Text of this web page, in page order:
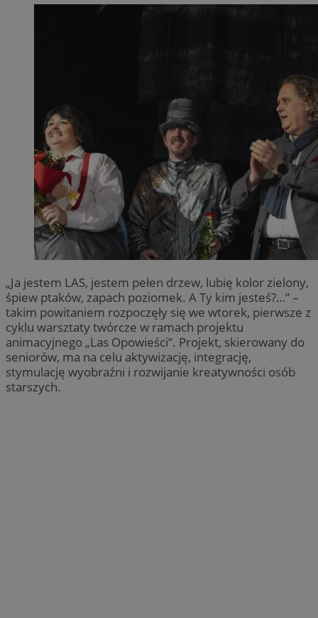
„Ja jestem LAS, jestem pełen drzew, lubię kolor zielony,
śpiew ptaków, zapach poziomek. A Ty kim jesteś?…” –
takim powitaniem rozpoczęły się we wtorek, pierwsze z
cyklu warsztaty twórcze w ramach projektu
animacyjnego „Las Opowieści”. Projekt, skierowany do
seniorów, ma na celu aktywizację, integrację,
stymulację wyobraźni i rozwijanie kreatywności osób
starszych.